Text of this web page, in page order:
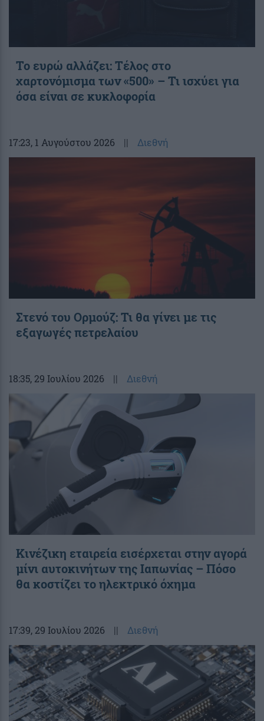
Το ευρώ αλλάζει: Τέλος στο
χαρτονόμισμα των «500» – Τι ισχύει για
όσα είναι σε κυκλοφορία
17:23, 1 Αυγούστου 2026 || Διεθνή
Στενό του Ορμούζ: Τι θα γίνει με τις
εξαγωγές πετρελαίου
18:35, 29 Ιουλίου 2026 || Διεθνή
Κινέζικη εταιρεία εισέρχεται στην αγορά
μίνι αυτοκινήτων της Ιαπωνίας – Πόσο
θα κοστίζει το ηλεκτρικό όχημα
17:39, 29 Ιουλίου 2026 || Διεθνή